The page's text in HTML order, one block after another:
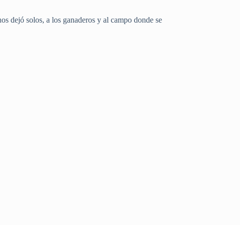
dejó solos, a los ganaderos y al campo donde se